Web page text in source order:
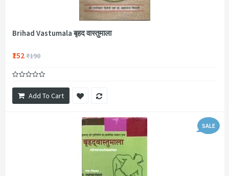
Brihad Vastumala बृहद वास्तुमाला
₹152₹190
Add To Cart
SALE